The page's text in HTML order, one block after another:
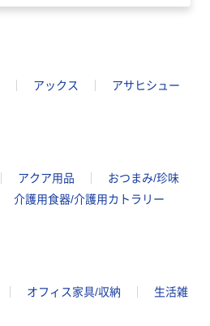
アックス
アサヒシュー
アクア用品
おつまみ/珍味
介護用食器/介護用カトラリー
オフィス家具/収納
生活雑